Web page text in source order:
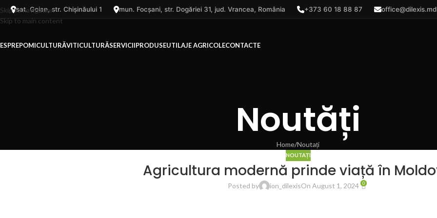
Skip to navigation
Skip to main content
sat. Goian, str. Chișinăului 1 mun. Focșani, str. Dogăriei 31, jud. Vrancea, România +373 60 18 88 87 office@dilexis.md
POMICULTURĂVITICULTURĂSERVICIIPRODUSEUTILAJE AGRICOLECONTACTE
Noutăți
Home Noutați
NOUTAȚI
Agricultura modernă prinde viață în
Posted by ion_dilexisOn August 1, 2024 0